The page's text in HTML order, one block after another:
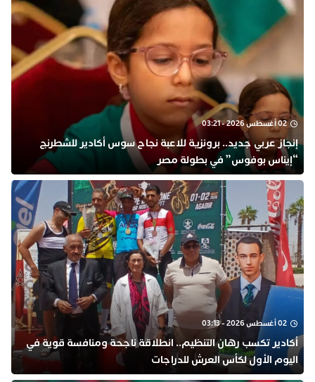
02 أغسطس 2026 - 03:21
إنجاز عربي جديد.. برونزية للاعبة نجاح سوس أكادير للشطرنج
“إيناس بوفوس” في بطولة مصر
02 أغسطس 2026 - 03:13
أكادير تكسب رهان التنظيم.. انطلاقة ناجحة ومنافسة قوية في
اليوم الأول لكأس العرش للدراجات